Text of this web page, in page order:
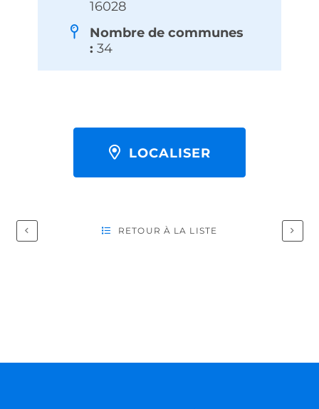
16028
Nombre de communes
: 34
LOCALISER
RETOUR À LA LISTE